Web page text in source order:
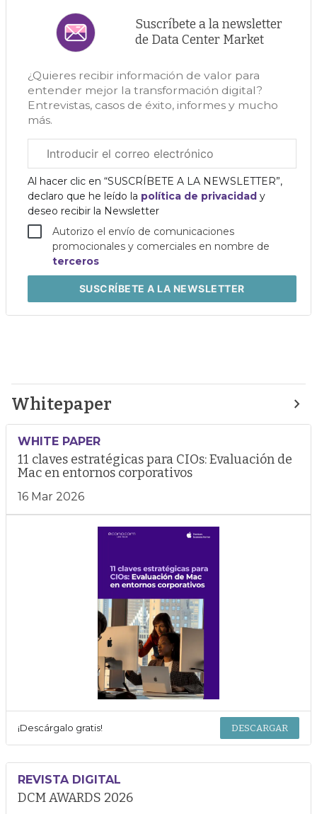
Suscríbete a la newsletter
de Data Center Market
¿Quieres recibir información de valor para
entender mejor la transformación digital?
Entrevistas, casos de éxito, informes y mucho
más.
electrónico
corporativo
Al hacer clic en “SUSCRÍBETE A LA NEWSLETTER”,
declaro que he leído la política de privacidad y
deseo recibir la Newsletter
Autorizo el envío de comunicaciones
promocionales y comerciales en nombre de
terceros
SUSCRÍBETEA LA NEWSLETTER
Whitepaper
WHITE PAPER
11 claves estratégicas para CIOs: Evaluación de
Mac en entornos corporativos
16 Mar 2026
¡Descárgalo gratis! DESCARGAR
REVISTA DIGITAL
DCM AWARDS 2026